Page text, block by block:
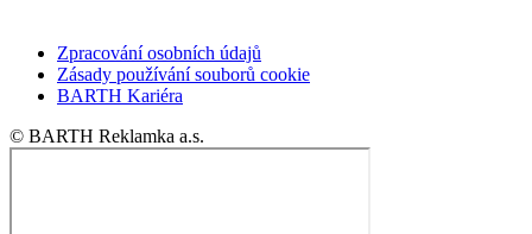
Zpracování osobních údajů
Zásady používání souborů cookie
BARTH Kariéra
© BARTH Reklamka a.s.